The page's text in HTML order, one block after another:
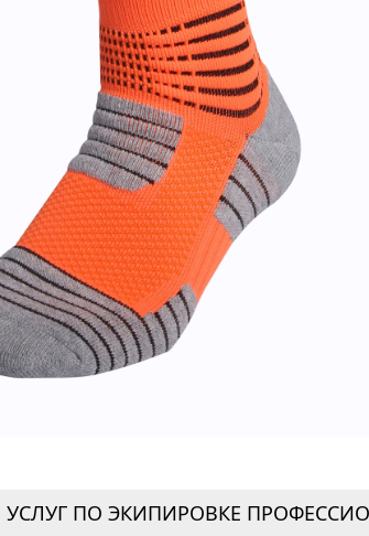
ПО ЭКИПИРОВКЕ